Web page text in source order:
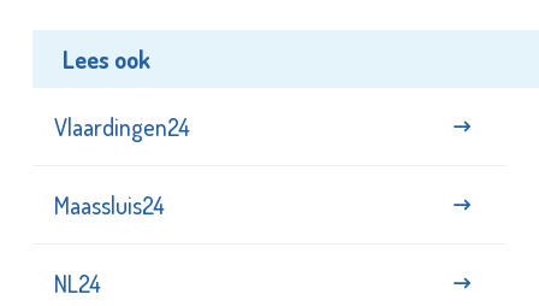
Lees ook
Vlaardingen24
Maassluis24
NL24